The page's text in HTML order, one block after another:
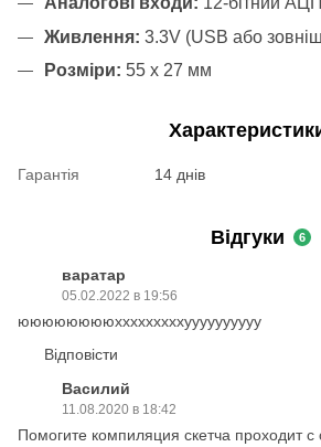
Живлення: 3.3V (USB або
Розміри: 55 x 27 мм
Гарантія 14 днів
Відгуки 6
варатар
05.02.2022 в 19:56
ююююююююхххххххххуууууууууу
Відповісти
Василий
11.08.2020 в 18:42
Помогите компиляция скетча проходит